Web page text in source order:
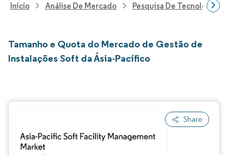
Início Análise De Mercado Pesquisa De Tecnologia,
Tamanho e Quota do Mercado de Gestão de
Instalações Soft da Ásia-Pacífico
Share